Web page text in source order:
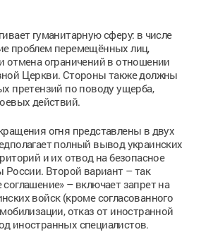
гуманитарную сферу: в числе
проблем перемещённых лиц,
отмена ограничений в отношении
Церкви. Стороны также должны
претензий по поводу ущерба,
действий.
огня представлены в двух
полный вывод украинских
и их отвод на безопасное
России. Второй вариант – так
– включает запрет на
войск (кроме согласованного
отказ от иностранной
иностранных специалистов.